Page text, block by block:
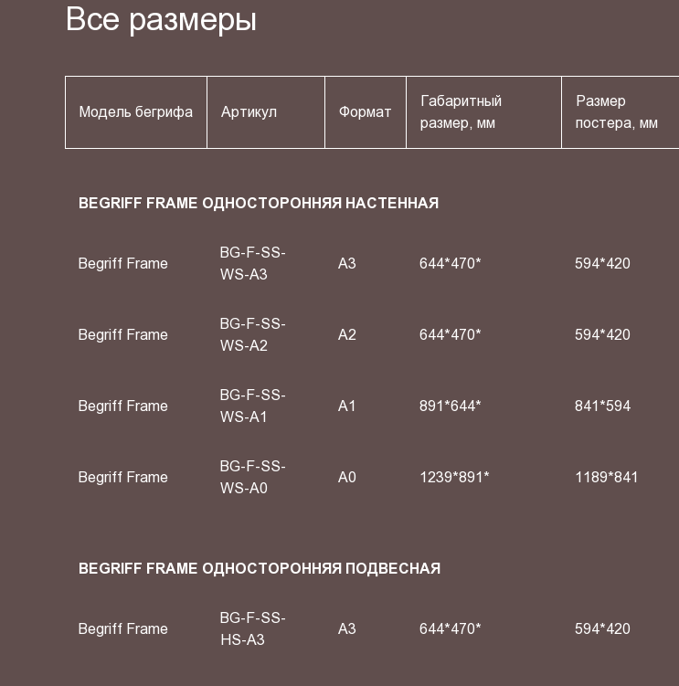
Все размеры
Модель бегрифа Артикул Формат
Габаритный
размер, мм
Размер
постера, мм
BEGRIFF FRAME ОДНОСТОРОННЯЯ НАСТЕННАЯ
Begriff Frame
BG-F-SS-
WS-A3
A3 644*470* 594*420
Begriff Frame
BG-F-SS-
WS-A2
A2 644*470* 594*420
Begriff Frame
BG-F-SS-
WS-A1
А1 891*644* 841*594
Begriff Frame
BG-F-SS-
WS-A0
А0 1239*891* 1189*841
BEGRIFF FRAME ОДНОСТОРОННЯЯ ПОДВЕСНАЯ
Begriff Frame
BG-F-SS-
HS-A3
A3 644*470* 594*420